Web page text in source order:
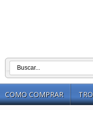
COMO COMPRAR